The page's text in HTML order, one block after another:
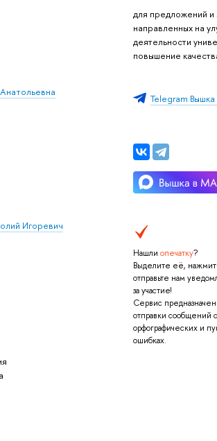
для предложений и
направленных на
деятельности
повышение
Telegram
Нашли опечатку?
Выделите её,
отправьте нам
за участие!
Сервис предназначен
отправки сообщений
орфографических и
ошибках.
Игоревич